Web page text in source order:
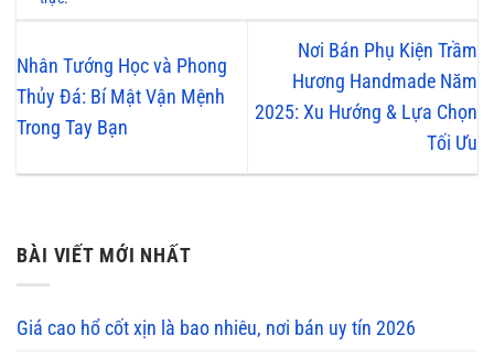
Nhân Tướng Học và Phong
Thủy Đá: Bí Mật Vận Mệnh
Trong Tay Bạn
Nơi Bán Phụ Kiện Trầm
Hương Handmade Năm
2025: Xu Hướng & Lựa Chọn
Tối Ưu
BÀI VIẾT MỚI NHẤT
Giá cao hổ cốt xịn là bao nhiêu, nơi bán uy tín 2026